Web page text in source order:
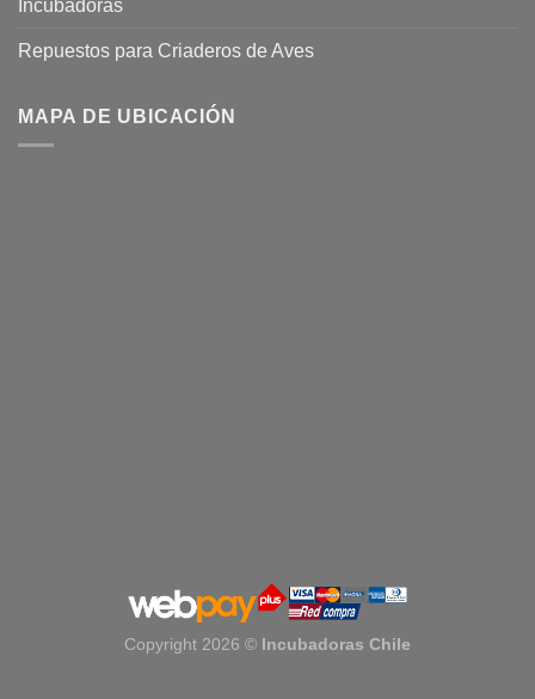
Incubadoras
Repuestos para Criaderos de Aves
MAPA DE UBICACIÓN
Copyright 2026 © Incubadoras Chile